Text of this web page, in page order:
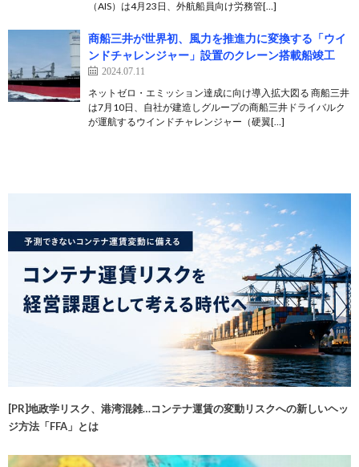
（AIS）は4月23日、外航船員向け労務管[…]
商船三井が世界初、風力を推進力に変換する「ウイ
ンドチャレンジャー」設置のクレーン搭載船竣工
2024.07.11
ネットゼロ・エミッション達成に向け導入拡大図る 商船三井
は7月10日、自社が建造しグループの商船三井ドライバルク
が運航するウインドチャレンジャー（硬翼[…]
[PR]地政学リスク、港湾混雑…コンテナ運賃の変動リスクへの新しいヘッ
ジ方法「FFA」とは